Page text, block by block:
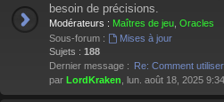
besoin de précisions.
Modérateurs : Maîtres de jeu Oracles
Sous-forum :
Mises à jour
Sujets : 188
Dernier message : Re: Comment
par LordKraken , lun. août 18, 2025